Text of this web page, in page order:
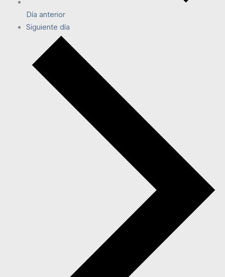
Día anterior
Siguiente día